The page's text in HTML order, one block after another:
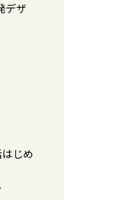
デザ
じめ